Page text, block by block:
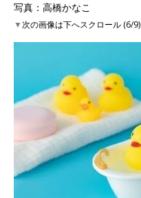
写真：高橋かなこ
▼次の画像は下へスクロール (6/9)